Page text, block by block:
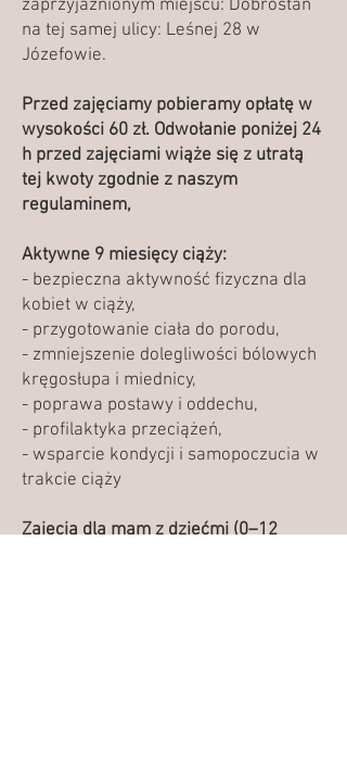
zaprzyjaźnionym miejscu: Dobrostan
na tej samej ulicy: Leśnej 28 w
Józefowie.
Przed zajęciamy pobieramy opłatę w
wysokości 60 zł. Odwołanie poniżej 24
h przed zajęciami wiąże się z utratą
tej kwoty zgodnie z naszym
regulaminem,
Aktywne 9 miesięcy ciąży:
- bezpieczna aktywność fizyczna dla
kobiet w ciąży,
- przygotowanie ciała do porodu,
- zmniejszenie dolegliwości bólowych
kręgosłupa i miednicy,
- poprawa postawy i oddechu,
- profilaktyka przeciążeń,
- wsparcie kondycji i samopoczucia w
trakcie ciąży
Zajęcia dla mam z dziećmi (0–12